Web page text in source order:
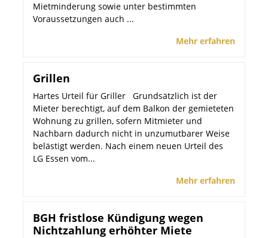
Mietminderung sowie unter bestimmten
Voraussetzungen auch ...
Mehr erfahren
Grillen
Hartes Urteil für Griller Grundsätzlich ist der
Mieter berechtigt, auf dem Balkon der gemieteten
Wohnung zu grillen, sofern Mitmieter und
Nachbarn dadurch nicht in unzumutbarer Weise
belästigt werden. Nach einem neuen Urteil des
LG Essen vom...
Mehr erfahren
BGH fristlose Kündigung wegen
Nichtzahlung erhöhter Miete